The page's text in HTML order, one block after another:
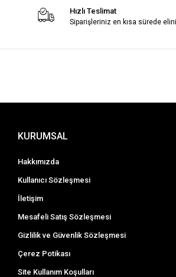
Hızlı Teslimat
Siparişleriniz en kısa sürede
KURUMSAL
Hakkımızda
Kullanıcı Sözleşmesi
İletişim
Mesafeli Satış Sözleşmesi
Gizlilik ve Güvenlik Sözleşmesi
Çerez Potikası
Site Kullanım Koşulları